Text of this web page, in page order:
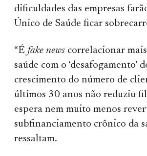
dificuldades das empresas
Único de Saúde ficar
“É fake news correlacionar
saúde com o ‘desafogamento’
crescimento do número de
últimos 30 anos não reduziu
espera nem muito menos
subfinanciamento crônico da
ressaltam.